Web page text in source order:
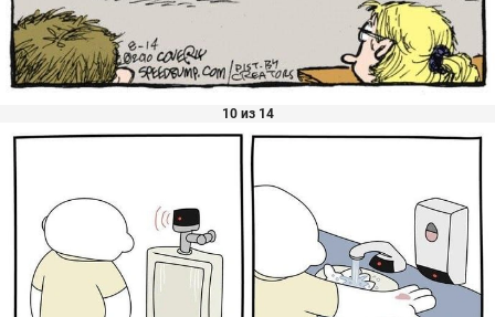
10 из 14